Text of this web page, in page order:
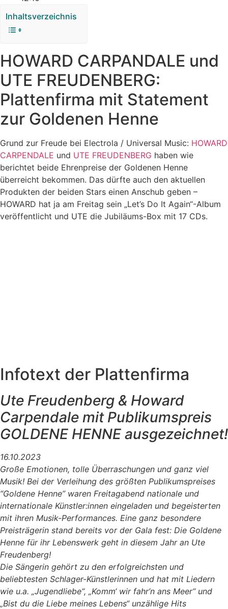
Inhaltsverzeichnis
HOWARD CARPANDALE und
UTE FREUDENBERG:
Plattenfirma mit Statement
zur Goldenen Henne
Grund zur Freude bei Electrola / Universal Music: HOWARD
CARPENDALE und UTE FREUDENBERG haben wie
berichtet beide Ehrenpreise der Goldenen Henne
überreicht bekommen. Das dürfte auch den aktuellen
Produkten der beiden Stars einen Anschub geben –
HOWARD hat ja am Freitag sein „Let’s Do It Again“-Album
veröffentlicht und UTE die Jubiläums-Box mit 17 CDs.
Infotext der Plattenfirma
Ute Freudenberg & Howard
Carpendale mit Publikumspreis
GOLDENE HENNE ausgezeichnet!
16.10.2023
Große Emotionen, tolle Überraschungen und ganz viel
Musik! Bei der Verleihung des größten Publikumspreises
“Goldene Henne” waren Freitagabend nationale und
internationale Künstler:innen eingeladen und begeisterten
mit ihren Musik-Performances. Eine ganz besondere
Preisträgerin stand bereits vor der Gala fest: Die Goldene
Henne für ihr Lebenswerk geht in diesem Jahr an Ute
Freudenberg!
Die Sängerin gehört zu den erfolgreichsten und
beliebtesten Schlager-Künstlerinnen und hat mit Liedern
wie u.a. „Jugendliebe“, „Komm‘ wir fahr’n ans Meer“ und
„Bist du die Liebe meines Lebens“ unzählige Hits